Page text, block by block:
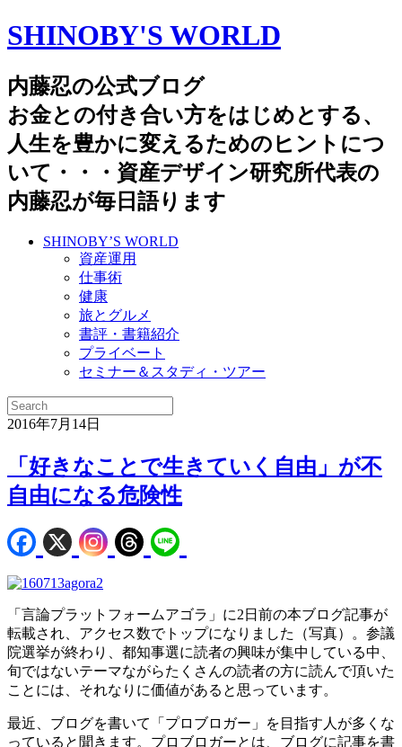
SHINOBY'S WORLD
内藤忍の公式ブログ
お金との付き合い方をはじめとする、
人生を豊かに変えるためのヒントにつ
いて・・・資産デザイン研究所代表の
内藤忍が毎日語ります
SHINOBY’S WORLD
資産運用
仕事術
健康
旅とグルメ
書評・書籍紹介
プライベート
セミナー＆スタディ・ツアー
2016年7月14日
「好きなことで生きていく自由」が不
自由になる危険性
「言論プラットフォームアゴラ」に2日前の本ブログ記事が
転載され、アクセス数でトップになりました（写真）。参議
院選挙が終わり、都知事選に読者の興味が集中している中、
旬ではないテーマながらたくさんの読者の方に読んで頂いた
ことには、それなりに価値があると思っています。
最近、ブログを書いて「プロブロガー」を目指す人が多くな
っていると聞きます。プロブロガーとは、ブログに記事を書